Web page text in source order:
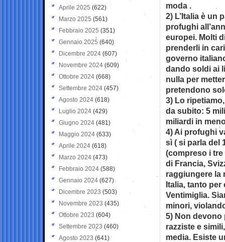
moda .
2) L’Italia è un
profughi
europei. Molti
prenderli in
governo
dando soldi ai
nulla per
pretendono
3) Lo
da subito: 5
miliardi in
4) Ai profughi
sì ( si parla del
(compreso i
di Francia,
raggiungere la
Italia, tanto per
Ventimiglia.
minori,
5) Non devono
razziste e
media. Esiste
Aprile 2025 (622)
Marzo 2025 (561)
Febbraio 2025 (351)
Gennaio 2025 (640)
Dicembre 2024 (607)
Novembre 2024(609)
Ottobre 2024 (668)
Settembre 2024 (457)
Agosto 2024 (618)
Luglio 2024 (429)
Giugno 2024 (481)
Maggio 2024 (633)
Aprile 2024 (618)
Marzo 2024 (473)
Febbraio 2024 (588)
Gennaio 2024 (627)
Dicembre 2023 (503)
Novembre 2023 (435)
Ottobre 2023 (604)
Settembre 2023 (460)
Agosto 2023 (641)